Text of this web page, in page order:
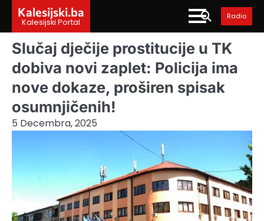
content
Kalesijski.ba
Kalesijski Portal
Radio
Slučaj dječije prostitucije u TK
dobiva novi zaplet: Policija ima
nove dokaze, proširen spisak
osumnjičenih!
5 Decembra, 2025